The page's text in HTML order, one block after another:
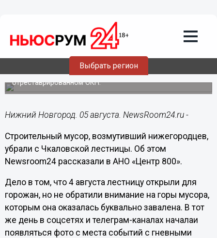
Выбрать регион
Возмутивший нижегородцев
строительный мусор убрали с
Чкаловской лестницы
Ранее жители возмутились грязью на
отреставрированном ОКН.
Нижний Новгород. 05 августа. NewsRoom24.ru -
Строительный мусор, возмутивший нижегородцев,
убрали с Чкаловской лестницы. Об этом
Newsroom24 рассказали в АНО «Центр 800».
Дело в том, что 4 августа лестницу открыли для
горожан, но не обратили внимание на горы мусора,
которым она оказалась буквально завалена. В тот
же день в соцсетях и телеграм-каналах началаи
появляться фото с места событий с гневными